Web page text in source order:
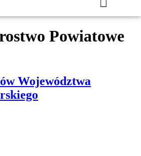
Powiatowe
Województwa